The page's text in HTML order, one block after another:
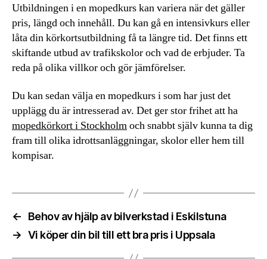
Utbildningen i en mopedkurs kan variera när det gäller
pris, längd och innehåll. Du kan gå en intensivkurs eller
låta din körkortsutbildning få ta längre tid. Det finns ett
skiftande utbud av trafikskolor och vad de erbjuder. Ta
reda på olika villkor och gör jämförelser.
Du kan sedan välja en mopedkurs i som har just det
upplägg du är intresserad av. Det ger stor frihet att ha
mopedkörkort i Stockholmoch snabbt själv kunna ta dig
fram till olika idrottsanläggningar, skolor eller hem till
kompisar.
←
Behov av hjälp av bilverkstad i Eskilstuna
→ Vi köper din bil till ett bra pris i Uppsala